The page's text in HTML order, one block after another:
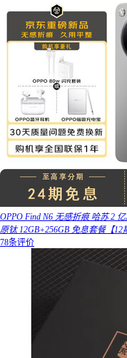
OPPO Find N6 无感折痕 哈苏 2
原钛 12GB+256GB 免息套餐【12
78条评价